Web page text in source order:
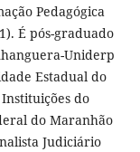
Pedagógica
É pós-graduado
Uniderp
Estadual do
do
do Maranhão
Judiciário